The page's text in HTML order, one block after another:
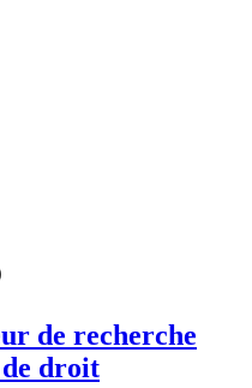
de recherche
droit